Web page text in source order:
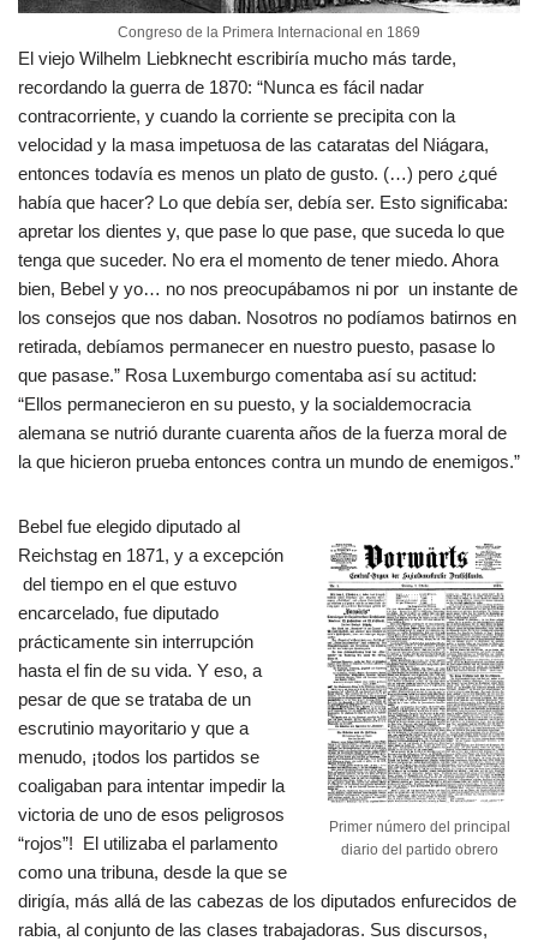
Congreso de la Primera Internacional en 1869
El viejo Wilhelm Liebknecht escribiría mucho más tarde,
recordando la guerra de 1870: “Nunca es fácil nadar
contracorriente, y cuando la corriente se precipita con la
velocidad y la masa impetuosa de las cataratas del Niágara,
entonces todavía es menos un plato de gusto. (…) pero ¿qué
había que hacer? Lo que debía ser, debía ser. Esto significaba:
apretar los dientes y, que pase lo que pase, que suceda lo que
tenga que suceder. No era el momento de tener miedo. Ahora
bien, Bebel y yo… no nos preocupábamos ni por un instante de
los consejos que nos daban. Nosotros no podíamos batirnos en
retirada, debíamos permanecer en nuestro puesto, pasase lo
que pasase.” Rosa Luxemburgo comentaba así su actitud:
“Ellos permanecieron en su puesto, y la socialdemocracia
alemana se nutrió durante cuarenta años de la fuerza moral de
la que hicieron prueba entonces contra un mundo de enemigos.”
Primer número del principal
diario del partido obrero
Bebel fue elegido diputado al
Reichstag en 1871, y a excepción
del tiempo en el que estuvo
encarcelado, fue diputado
prácticamente sin interrupción
hasta el fin de su vida. Y eso, a
pesar de que se trataba de un
escrutinio mayoritario y que a
menudo, ¡todos los partidos se
coaligaban para intentar impedir la
victoria de uno de esos peligrosos
“rojos”! El utilizaba el parlamento
como una tribuna, desde la que se
dirigía, más allá de las cabezas de los diputados enfurecidos de
rabia, al conjunto de las clases trabajadoras. Sus discursos,